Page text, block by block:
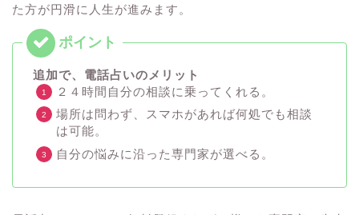
た方が円滑に人生が進みます。
追加で、電話占いのメリット
２４時間自分の相談に乗ってくれる。
場所は問わず、スマホがあれば何処でも相談
は可能。
自分の悩みに沿った専門家が選べる。